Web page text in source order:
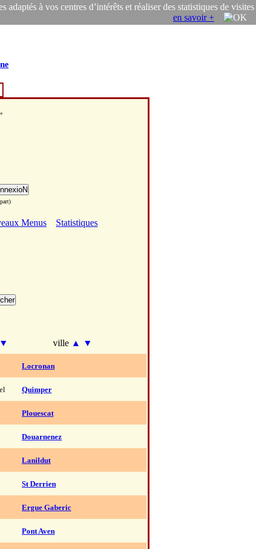
à vos centres d’intérêts et réaliser des statistiques de visites
en savoir +
Menus
Statistiques
▼ ville ▲
▼
Locronan
Quimper
Plouescat
Douarnenez
Lanildut
St Derrien
Ergue Gaberic
Pont Aven